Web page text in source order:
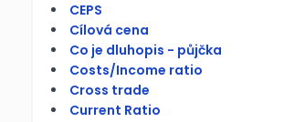
CEPS
Cílová cena
Co je dluhopis - půjčka
Costs/Income ratio
Cross trade
Current Ratio